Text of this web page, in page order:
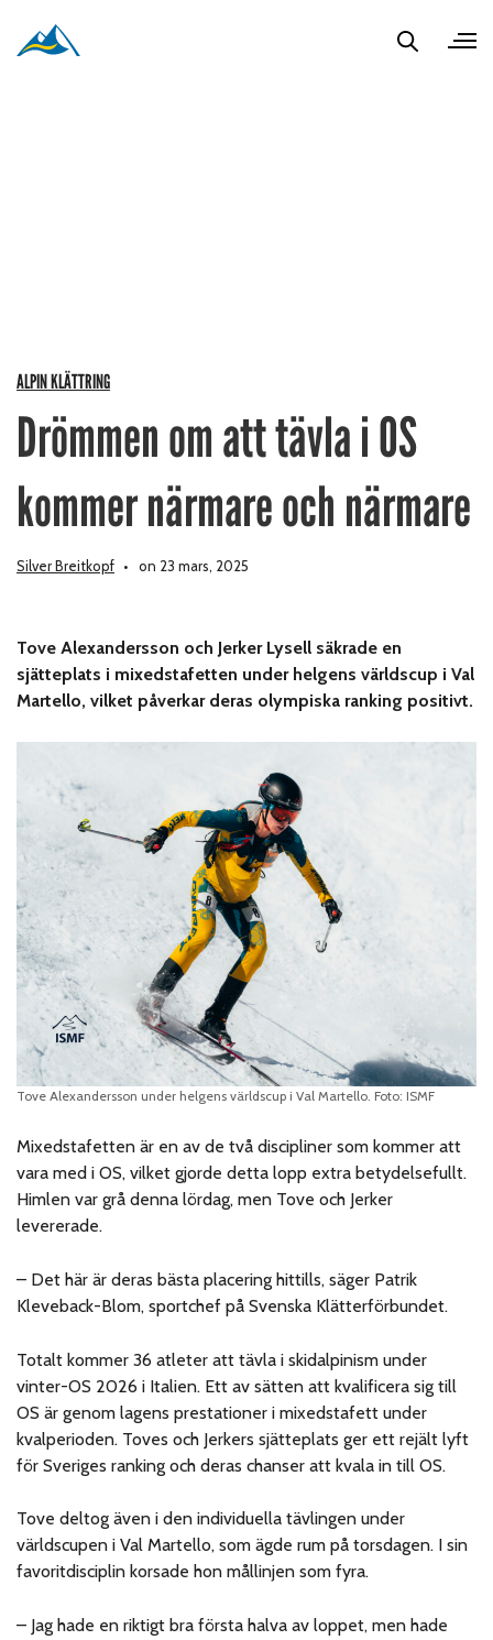
ALPIN KLÄTTRING
Drömmen om att tävla i OS
kommer närmare och närmare
Silver Breitkopf on 23 mars, 2025
Tove Alexandersson och Jerker Lysell säkrade en
sjätteplats i mixedstafetten under helgens världscup i Val
Martello, vilket påverkar deras olympiska ranking positivt.
Tove Alexandersson under helgens världscup i Val Martello. Foto: ISMF
Mixedstafetten är en av de två discipliner som kommer att
vara med i OS, vilket gjorde detta lopp extra betydelsefullt.
Himlen var grå denna lördag, men Tove och Jerker
levererade.
– Det här är deras bästa placering hittills, säger Patrik
Kleveback-Blom, sportchef på Svenska Klätterförbundet.
Totalt kommer 36 atleter att tävla i skidalpinism under
vinter-OS 2026 i Italien. Ett av sätten att kvalificera sig till
OS är genom lagens prestationer i mixedstafett under
kvalperioden. Toves och Jerkers sjätteplats ger ett rejält lyft
för Sveriges ranking och deras chanser att kvala in till OS.
Tove deltog även i den individuella tävlingen under
världscupen i Val Martello, som ägde rum på torsdagen. I sin
favoritdisciplin korsade hon mållinjen som fyra.
– Jag hade en riktigt bra första halva av loppet, men hade